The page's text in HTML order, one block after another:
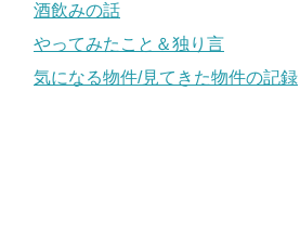
酒飲みの話
やってみたこと＆独り言
気になる物件/見てきた物件の記録